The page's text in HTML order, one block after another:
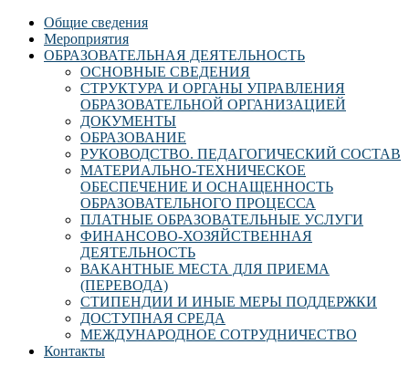
Общие сведения
Мероприятия
ОБРАЗОВАТЕЛЬНАЯ ДЕЯТЕЛЬНОСТЬ
ОСНОВНЫЕ СВЕДЕНИЯ
СТРУКТУРА И ОРГАНЫ УПРАВЛЕНИЯ
ОБРАЗОВАТЕЛЬНОЙ ОРГАНИЗАЦИЕЙ
ДОКУМЕНТЫ
ОБРАЗОВАНИЕ
РУКОВОДСТВО. ПЕДАГОГИЧЕСКИЙ СОСТАВ
МАТЕРИАЛЬНО-ТЕХНИЧЕСКОЕ
ОБЕСПЕЧЕНИЕ И ОСНАЩЕННОСТЬ
ОБРАЗОВАТЕЛЬНОГО ПРОЦЕССА
ПЛАТНЫЕ ОБРАЗОВАТЕЛЬНЫЕ УСЛУГИ
ФИНАНСОВО-ХОЗЯЙСТВЕННАЯ
ДЕЯТЕЛЬНОСТЬ
ВАКАНТНЫЕ МЕСТА ДЛЯ ПРИЕМА
(ПЕРЕВОДА)
СТИПЕНДИИ И ИНЫЕ МЕРЫ ПОДДЕРЖКИ
ДОСТУПНАЯ СРЕДА
МЕЖДУНАРОДНОЕ СОТРУДНИЧЕСТВО
Контакты